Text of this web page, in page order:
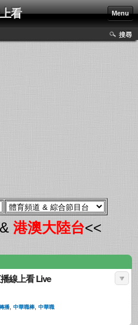
看 Menu
搜尋
&港澳大陸台<<
線上看 Live
播, 中華職棒, 中華職